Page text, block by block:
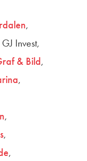
GJ Invest
& Bild